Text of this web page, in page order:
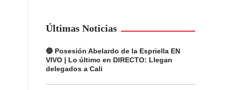
Últimas Noticias
🔴 Posesión Abelardo de la Espriella EN
VIVO | Lo último en DIRECTO: Llegan
delegados a Cali